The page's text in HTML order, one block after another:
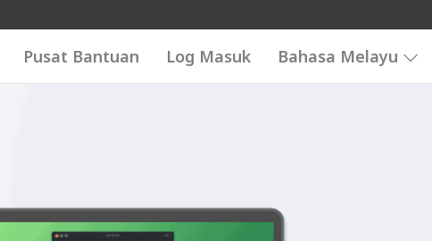
Pusat Bantuan Log Masuk Bahasa Melayu